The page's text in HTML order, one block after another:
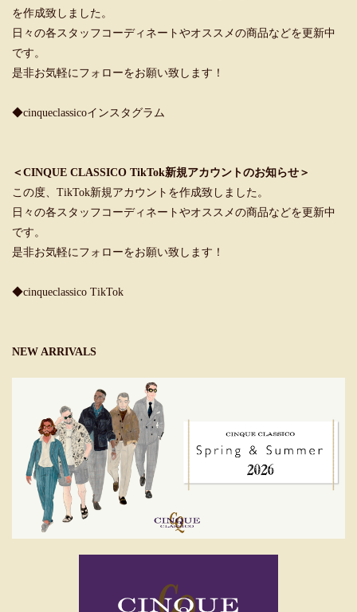
を作成致しました。
日々の各スタッフコーディネートやオススメの商品などを更新中
です。
是非お気軽にフォローをお願い致します！
◆cinqueclassicoインスタグラム
＜CINQUE CLASSICO TikTok新規アカウントのお知らせ＞
この度、TikTok新規アカウントを作成致しました。
日々の各スタッフコーディネートやオススメの商品などを更新中
です。
是非お気軽にフォローをお願い致します！
◆cinqueclassico TikTok
NEW ARRIVALS